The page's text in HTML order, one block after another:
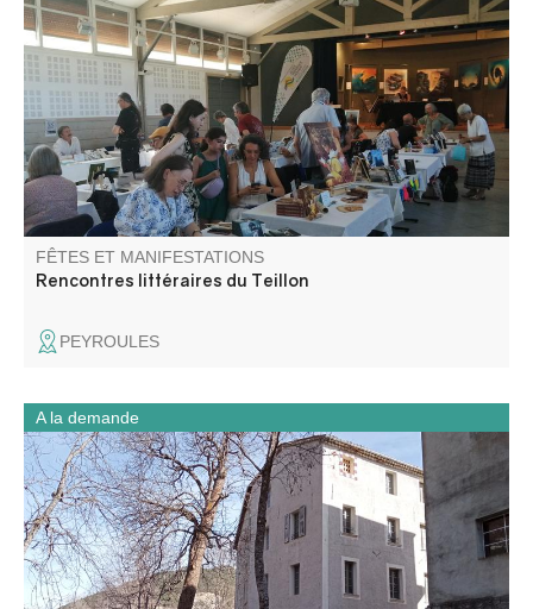
Salon du livre accueillant de nombreux auteurs.
Rencontres, interviews, espace lecture, dédicaces.
Animations autour du miel. Restauration sur place.
FÊTES ET MANIFESTATIONS
Rencontres littéraires du Teillon
PEYROULES
Entrez comme dans un moulin ! Musée unique sur la
région ! Cette ancienne fabrique de draps a été
transformée en minoterie en 1902. Pendant 70 ans, ce
moulin industriel a produit de la farine. Il rouvre désormais
ses portes pour le plaisir des visiteurs.
A la demande